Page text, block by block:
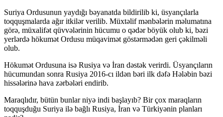
Suriya Ordusunun yaydığı bəyanatda bildirilib ki, üsyançılarla
toqquşmalarda ağır itkilər verilib. Müxtəlif mənbələrin məlumatına
görə, müxalifət qüvvələrinin hücumu o qədər böyük olub ki, bəzi
yerlərdə hökumət Ordusu müqavimət göstərmədən geri çəkilməli
olub.
Hökumət Ordusuna isə Rusiya və İran dəstək verirdi. Üsyançıların
hücumundan sonra Rusiya 2016-cı ildən bəri ilk dəfə Hələbin bəzi
hissələrinə hava zərbələri endirib.
Maraqlıdır, bütün bunlar niyə indi başlayıb? Bir çox maraqların
toqquşduğu Suriya ilə bağlı Rusiya, İran və Türkiyənin planları